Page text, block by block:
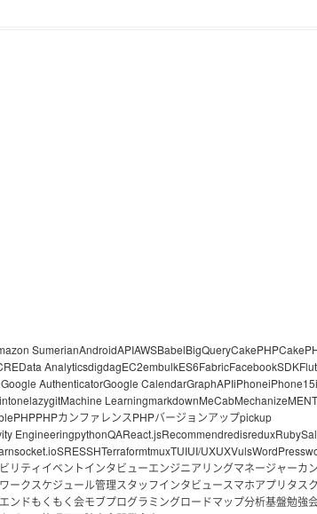
SumerianAndroidAPIAWSBabelBigQueryCakePHP
Data AnalyticsdigdagEC2embulkES6FabricFacebookSDK
Google AuthenticatorGoogle CalendarGraphAPIiPhoneiPhone15
lazygitMachine LearningmarkdownMeCabMechanize
PHPPHPカンファレンスPHPバージョンアップpickup
EngineeringpythonQAReact.jsRecommendredisreduxRuby
socket.ioSRESSHTerraformtmuxTUIUI/UXUXVulsWordPress
リティ イベントインタビューエンジニアリングマネージャーカ
ークスケジュール管理スタッフインタビュースマホアプリタス
ンドもくもく会モブプログラミングロードマップ分析基盤勉強